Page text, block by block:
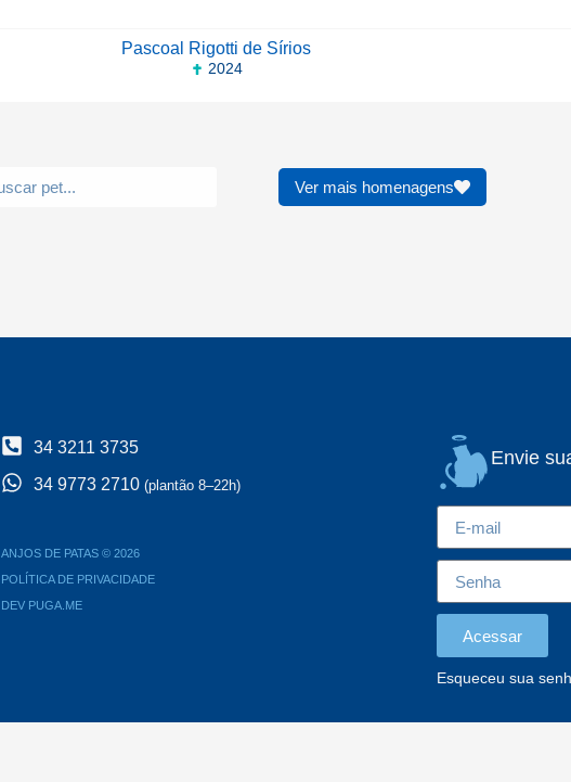
Pascoal Rigotti de Sírios
2024
Ver mais homenagens
34 3211 3735
34 9773 2710 (plantão 8–22h)
ANJOS DE PATAS © 2026
POLÍTICA DE PRIVACIDADE
DEV PUGA.ME
Envie
Acessar
Esqueceu sua